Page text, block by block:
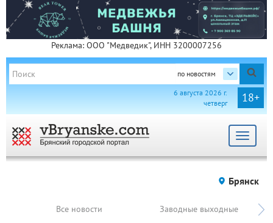
Реклама: ООО "Медведик", ИНН 3200007256
по новостям
18+
6 августа 2026 г.
четверг
Toggle
Брянск
Все новости Заводные выходные